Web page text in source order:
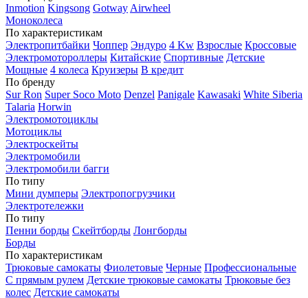
Inmotion Kingsong Gotway Airwheel
Моноколеса
По характеристикам
Электропитбайки Чоппер Эндуро 4 Kw Взрослые Кроссовые
Электромотороллеры Китайские Спортивные Детские
Мощные 4 колеса Круизеры В кредит
По бренду
Sur Ron Super Soco Moto Denzel Panigale Kawasaki White Siberia
Talaria Horwin
Электромотоциклы
Мотоциклы
Электроскейты
Электромобили
Электромобили багги
По типу
Мини думперы Электропогрузчики
Электротележки
По типу
Пенни борды Скейтборды Лонгборды
Борды
По характеристикам
Трюковые самокаты Фиолетовые Черные Профессиональные
С прямым рулем Детские трюковые самокаты Трюковые без
колес Детские самокаты